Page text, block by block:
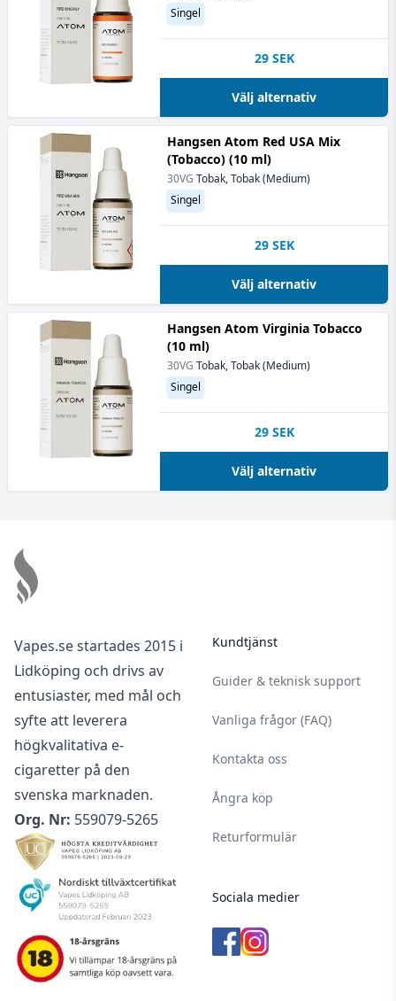
Singel
29 SEK
Välj alternativ
Hangsen Atom Red USA Mix
(Tobacco) (10 ml)
30VG Tobak, Tobak (Medium)
Singel
29 SEK
Välj alternativ
Hangsen Atom Virginia Tobacco
(10 ml)
30VG Tobak, Tobak (Medium)
Singel
29 SEK
Välj alternativ
Vapes.se startades 2015 i
Lidköping och drivs av
entusiaster, med mål och
syfte att leverera
högkvalitativa e-
cigaretter på den
svenska marknaden.
Org. Nr: 559079-5265
Kundtjänst
Guider & teknisk support
Vanliga frågor (FAQ)
Kontakta oss
Ångra köp
Returformulär
Sociala medier